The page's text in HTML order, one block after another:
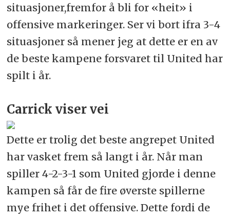
situasjoner,fremfor å bli for «heit» i
offensive markeringer. Ser vi bort ifra 3-4
situasjoner så mener jeg at dette er en av
de beste kampene forsvaret til United har
spilt i år.
Carrick viser vei
Dette er trolig det beste angrepet United
har vasket frem så langt i år. Når man
spiller 4-2-3-1 som United gjorde i denne
kampen så får de fire øverste spillerne
mye frihet i det offensive. Dette fordi de